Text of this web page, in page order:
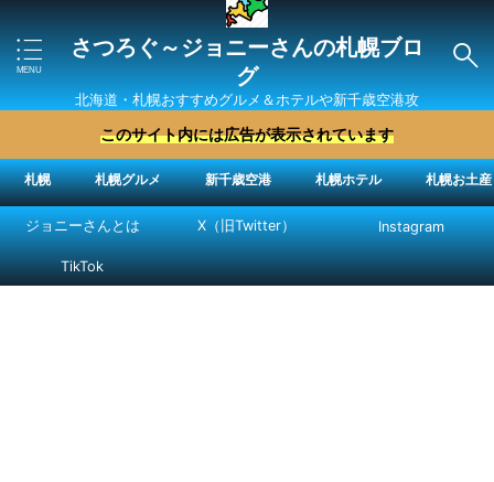
さつろぐ～ジョニーさんの札幌ブロ
グ
北海道・札幌おすすめグルメ＆ホテルや新千歳空港攻
略法を紹介 ″ジョニーさん“で検索
このサイト内には広告が表示されています
札幌 札幌グルメ 新千歳空港 札幌ホテル 札幌お土産
ジョニーさんとは X（旧Twitter） Instagram
TikTok